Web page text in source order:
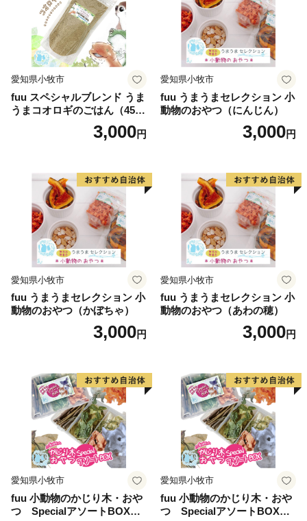
愛知県小牧市
fuu スペシャルブレンド うま
うまコオロギのごはん（45
3,000円
愛知県小牧市
fuu うまうまセレクション 小
動物のおやつ（にんじん）
3,000円
愛知県小牧市
fuu うまうまセレクション 小
動物のおやつ（かぼちゃ）
3,000円
愛知県小牧市
fuu うまうまセレクション 小
動物のおやつ（あわの穂）
3,000円
愛知県小牧市
fuu 小動物のかじり木・おや
つ SpecialアソートBOX（1
愛知県小牧市
fuu 小動物のかじり木・おや
つ SpecialアソートBOX（2